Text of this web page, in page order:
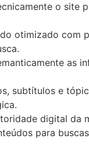
o site
otimizado com
as
subtítulos e
digital da
para